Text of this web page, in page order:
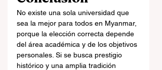
No existe una sola universidad que
sea la mejor para todos en Myanmar,
porque la elección correcta depende
del área académica y de los objetivos
personales. Si se busca prestigio
histórico y una amplia tradición